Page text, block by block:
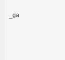
_ga